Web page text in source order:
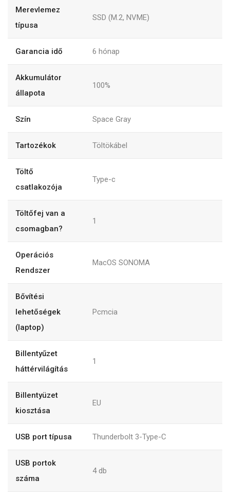
Merevlemez
típusa
SSD (M.2, NVME)
Garancia idő 6 hónap
Akkumulátor
állapota
100%
Szín Space Gray
Tartozékok Töltökábel
Töltő
csatlakozója
Type-c
Töltőfej van a
csomagban?
1
Operációs
Rendszer
MacOS SONOMA
Bővítési
lehetőségek
(laptop)
Pcmcia
Billentyűzet
háttérvilágítás
1
Billentyüzet
kiosztása
EU
USB port típusa Thunderbolt 3-Type-C
USB portok
száma
4 db